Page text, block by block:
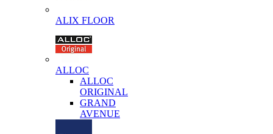
ALIX FLOOR
ALLOC
ALLOC
ORIGINAL
GRAND
AVENUE